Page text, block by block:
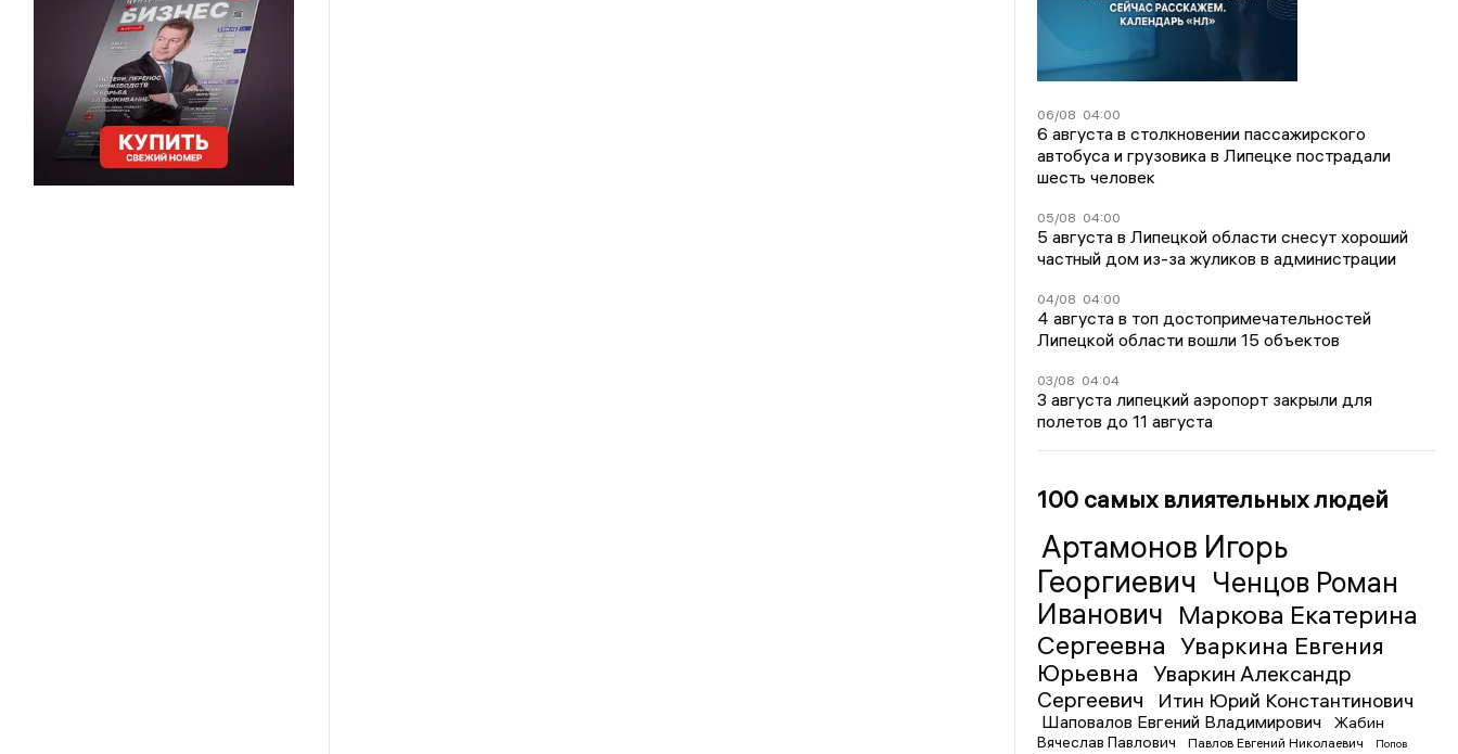
06/08 04:00
6 августа в столкновении пассажирского
автобуса и грузовика в Липецке пострадали
шесть человек
05/08 04:00
5 августа в Липецкой области снесут хороший
частный дом из-за жуликов в администрации
04/08 04:00
4 августа в топ достопримечательностей
Липецкой области вошли 15 объектов
03/08 04:04
3 августа липецкий аэропорт закрыли для
полетов до 11 августа
100 самых влиятельных людей
Артамонов Игорь
Георгиевич Ченцов Роман
Иванович Маркова Екатерина
Сергеевна Уваркина Евгения
Юрьевна
Уваркин Александр
Сергеевич
Итин Юрий Константинович
Шаповалов Евгений Владимирович
Жабин
Вячеслав Павлович
Павлов Евгений Николаевич
Попов